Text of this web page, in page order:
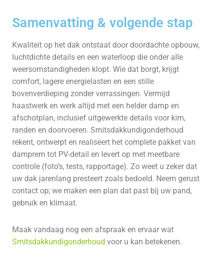
Samenvatting & volgende stap
Kwaliteit op het dak ontstaat door doordachte opbouw,
luchtdichte details en een waterloop die onder alle
weersomstandigheden klopt. Wie dat borgt, krijgt
comfort, lagere energielasten en een stille
bovenverdieping zonder verrassingen. Vermijd
haastwerk en werk altijd met een helder damp en
afschotplan, inclusief uitgewerkte details voor kim,
randen en doorvoeren. Smitsdakkundigonderhoud
rekent, ontwerpt en realiseert het complete pakket van
damprem tot PV-detail en levert op met meetbare
controle (foto’s, tests, rapportage). Zo weet u zeker dat
uw dak jarenlang presteert zoals bedoeld. Neem gerust
contact op; we maken een plan dat past bij uw pand,
gebruik en klimaat.
Maak vandaag nog een afspraak en ervaar wat
Smitsdakkundigonderhoud voor u kan betekenen.